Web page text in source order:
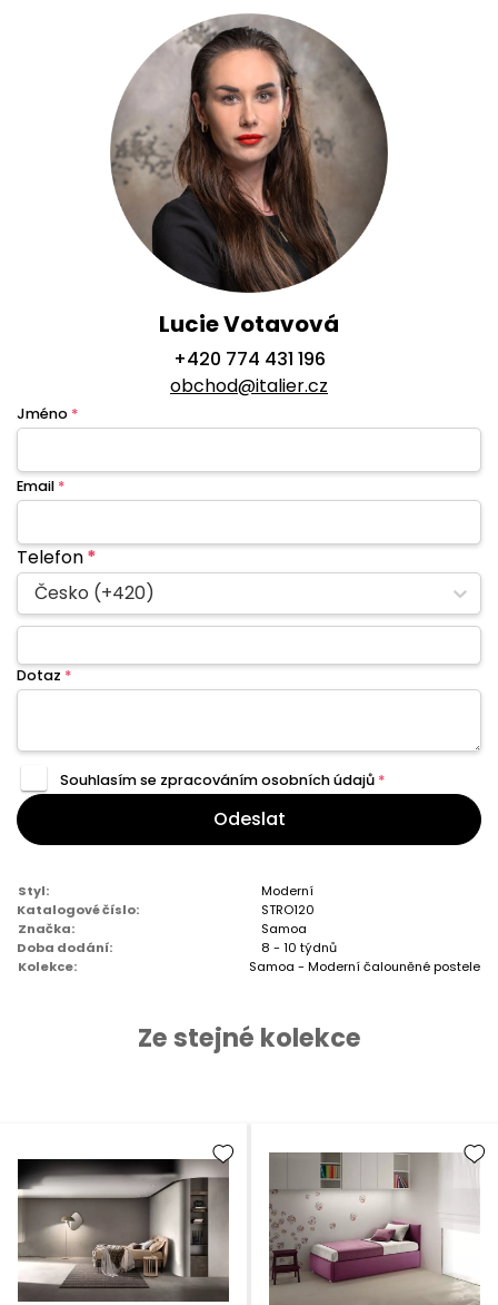
Lucie Votavová
+420 774 431 196
obchod@italier.cz
Jméno *
Email *
Telefon*
Česko (+420)
Dotaz *
Souhlasím se zpracovánímosobních údajů *
Odeslat
Styl:
Moderní
Katalogové číslo:
STRO120
Značka:
Samoa
Doba dodání:
8 - 10 týdnů
Kolekce:
Samoa - Moderní čalouněné postele
Ze stejné kolekce